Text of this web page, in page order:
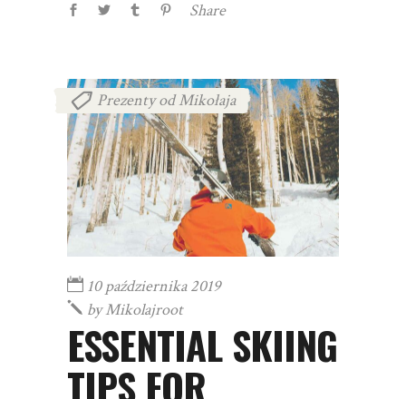
Share
Prezenty od Mikołaja
10 października 2019
byMikolajroot
ESSENTIAL SKIING
TIPS FOR